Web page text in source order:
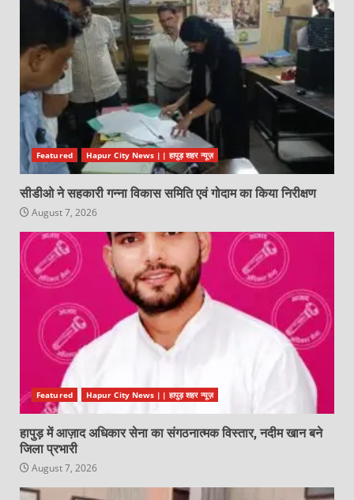
Featured Hapur City News || हापुड़ शहर न्यूज़
सीडीओ ने सहकारी गन्ना विकास समिति एवं गोदाम का किया निरीक्षण
August 7, 2026
Featured Hapur City News || हापुड़ शहर न्यूज़
हापुड़ में आज़ाद अधिकार सेना का संगठनात्मक विस्तार, नदीम खान बने
जिला प्रभारी
August 7, 2026